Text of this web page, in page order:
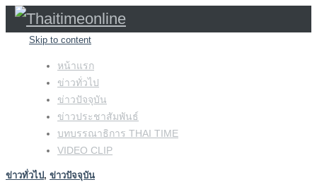
Skip to content
หน้าแรก
ข่าวทั่วไป
ข่าวปัจจุบัน
ข่าวประชาสัมพันธ์
บทบรรณาธิการ THAI TIME
VIDEO CLIP
ข่าวทั่วไป, ข่าวปัจจุบัน